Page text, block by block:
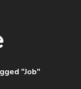
"job"